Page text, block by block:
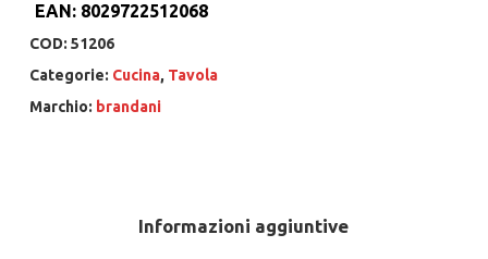
EAN: 8029722512068
COD: 51206
Categorie: Cucina, Tavola
Marchio: brandani
Informazioni aggiuntive